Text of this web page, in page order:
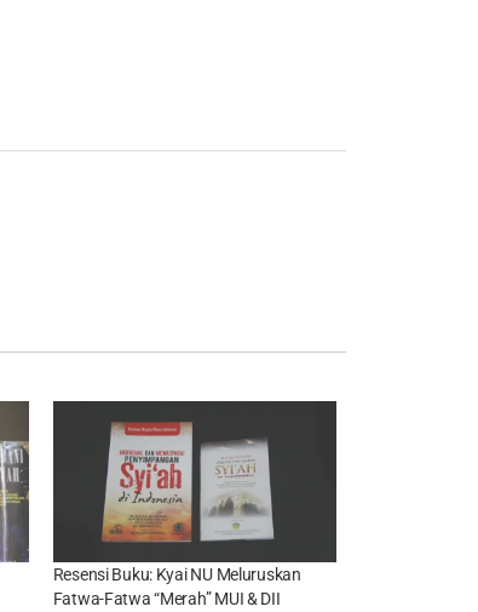
Resensi Buku: Kyai NU Meluruskan
Fatwa-Fatwa “Merah” MUI & DII